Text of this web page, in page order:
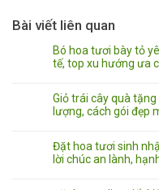
Bài viết liên quan
Bó hoa tươi bày tỏ
tế, top xu hướng ưa
Giỏ trái cây quà
lượng, cách gói đẹp
Đặt hoa tươi sinh
lời chúc an lành,